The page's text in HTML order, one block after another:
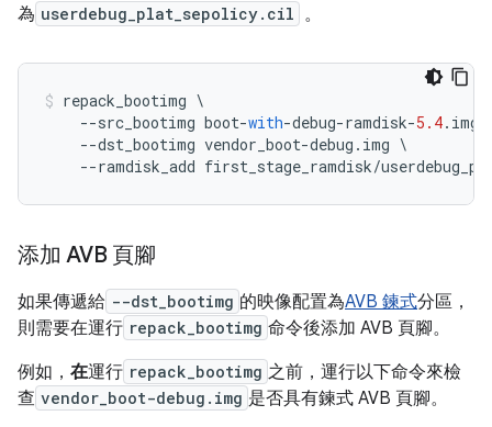
為 userdebug_plat_sepolicy.cil 。
repack_bootimg \
--src_bootimg boot-with-debug-ramdisk-5.4. img
--dst_bootimg vendor_boot-debug . img \
--ramdisk_add first_stage_ramdisk/
添加 AVB 頁腳
如果傳遞給 --dst_bootimg 的映像配置為AVB 鍊式分區，
則需要在運行 repack_bootimg 命令後添加 AVB 頁腳。
例如， 在運行 repack_bootimg 之前，運行以下命令來檢
查 vendor_boot-debug.img 是否具有鍊式 AVB 頁腳。